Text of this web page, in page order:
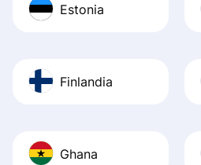
Estonia
Finlandia
Ghana